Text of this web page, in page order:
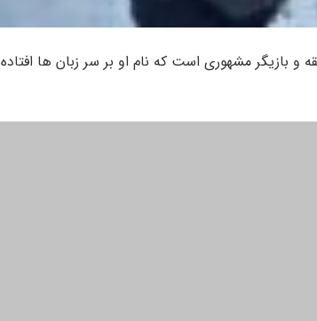
و بازیگر مشهوری است که نام او بر سر زبان ها افتاده